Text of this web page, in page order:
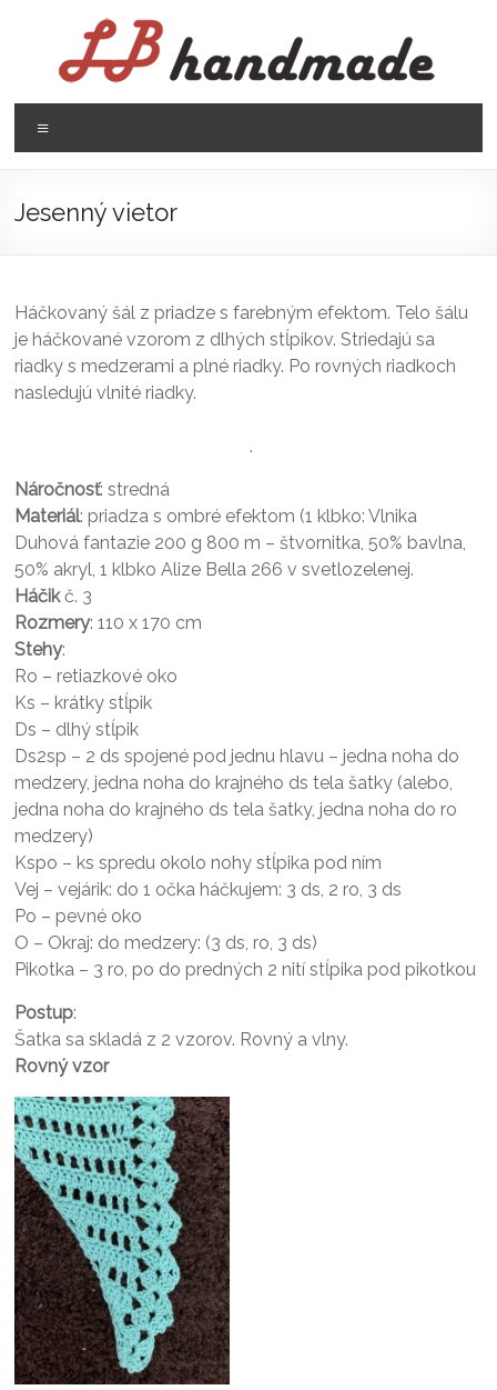
LB
handmade
háčkovanie
pletenie
Jesenný vietor
Háčkovaný šál z priadze s farebným efektom. Telo šálu
je háčkované vzorom z dlhých stĺpikov. Striedajú sa
riadky s medzerami a plné riadky. Po rovných riadkoch
nasledujú vlnité riadky.
.
Náročnosť: stredná
Materiál: priadza s ombré efektom (1 klbko: Vlnika
Duhová fantazie 200 g 800 m – štvornitka, 50% bavlna,
50% akryl, 1 klbko Alize Bella 266 v svetlozelenej.
Háčikč. 3
Rozmery: 110 x 170 cm
Stehy:
Ro – retiazkové oko
Ks – krátky stĺpik
Ds – dlhý stĺpik
Ds2sp – 2 ds spojené pod jednu hlavu – jedna noha do
medzery, jedna noha do krajného ds tela šatky (alebo,
jedna noha do krajného ds tela šatky, jedna noha do ro
medzery)
Kspo – ks spredu okolo nohy stĺpika pod ním
Vej – vejárik: do 1 očka háčkujem: 3 ds, 2 ro, 3 ds
Po – pevné oko
O – Okraj: do medzery: (3 ds, ro, 3 ds)
Pikotka – 3 ro, po do predných 2 nití stĺpika pod pikotkou
Postup:
Šatka sa skladá z 2 vzorov. Rovný a vlny.
Rovný vzor